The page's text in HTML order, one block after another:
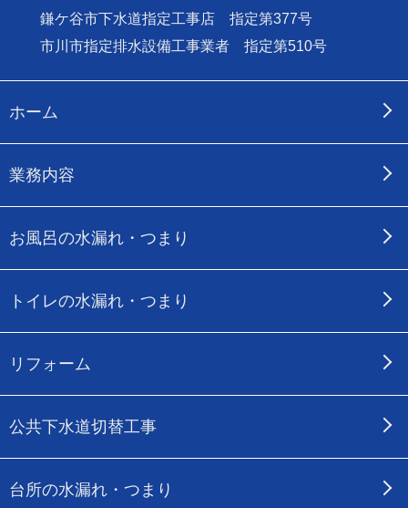
鎌ケ谷市下水道指定工事店 指定第377号
市川市指定排水設備工事業者 指定第510号
ホーム
業務内容
お風呂の水漏れ・つまり
トイレの水漏れ・つまり
リフォーム
公共下水道切替工事
台所の水漏れ・つまり